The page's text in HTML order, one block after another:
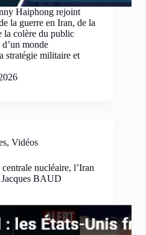
Haiphong rejoint
la guerre en Iran, de la
la colère du public
monde
stratégie militaire et
, Vidéos
nucléaire, l’Iran
BAUD